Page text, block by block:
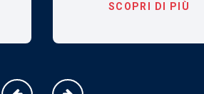
SCOPRI DI PIÙ